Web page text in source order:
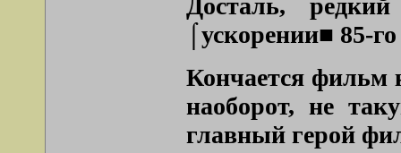
Досталь,
⌠ускорении■ 85-
Кончается фильм
наоборот, не
главный герой